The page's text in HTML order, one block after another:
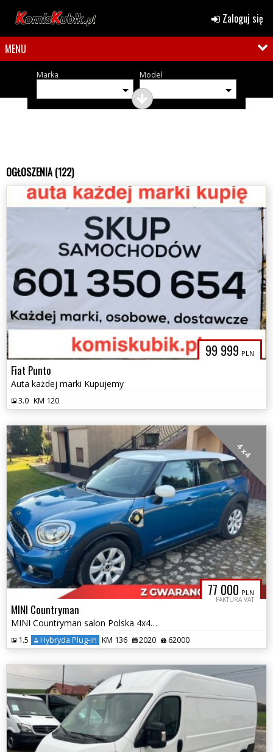
Zaloguj się
MENU
Marka Model
OGŁOSZENIA (122)
99 999 PLN
Fiat Punto
Auta każdej marki Kupujemy
3.0 KM 120
77 000 PLN
FAKTURA VAT
4 x 4
MINI Countryman
MINI Countryman salon Polska 4x4 możliwa zamiana
1.5 Hybryda Plug-in KM 136 2020 62000